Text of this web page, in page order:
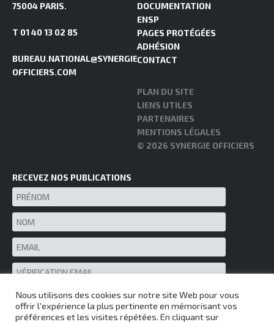
75004 PARIS.
T 01 40 13 02 85
BUREAU.NATIONAL@SYNERGIE-
OFFICIERS.COM
DOCUMENTATION
ENSP
PAGES PROTÉGÉES
ADHÉSION
CONTACT
PLAN DU SITE
LIENS UTILES
PARTENAIRES
MENTIONS LÉGALES
© 2026 SYNERGIE OFFICIERS
RECEVEZ NOS PUBLICATIONS
Nous utilisons des cookies sur notre site Web pour vous
offrir l'expérience la plus pertinente en mémorisant vos
préférences et les visites répétées. En cliquant sur